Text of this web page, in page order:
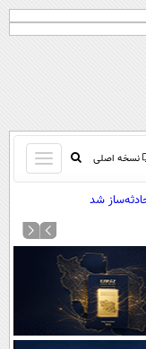
نسخه اصلی
باز
و
کردن
شد